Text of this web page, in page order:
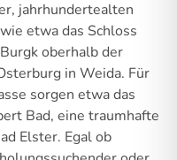
jahrhundertealten
etwa das Schloss
oberhalb der
in Weida. Für
sorgen etwa das
Bad, eine traumhafte
Elster. Egal ob